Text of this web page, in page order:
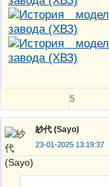
5
紗代 (Sayo)
23-01-2025 13:19:37